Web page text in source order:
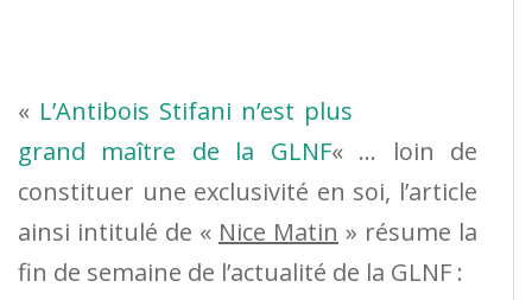
« L’Antibois Stifani n’est plus
grand maître de la GLNF« … loin de
constituer une exclusivité en soi, l’article
ainsi intitulé de « Nice Matin » résume la
fin de semaine de l’actualité de la GLNF :